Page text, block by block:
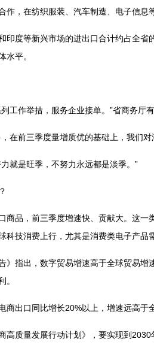
，在纺织服装、汽车制造、电子信息
度等新兴市场的进出口合计约占全
水平。
工作举措，服务企业接单。”省商务厅有
在前三季度量增质优的基础上，我们
就是旺季，不努力永远都是淡季。”
品，前三季度增速快、贡献大。这一
技消费上行，尤其是消费类电子产品
》指出，数字贸易增速高于全球贸易
。
出口同比增长20%以上，增速远高于
质量发展行动计划》，要实现到